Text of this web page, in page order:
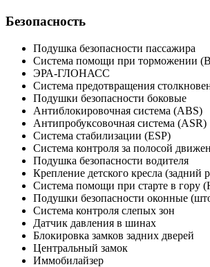
Безопасность
Подушка безопасности пассажира
Система помощи при торможении
ЭРА-ГЛОНАСС
Система предотвращения
Подушки безопасности боковые
Антиблокировочная система (ABS)
Антипробуксовочная система (ASR)
Система стабилизации (ESP)
Система контроля за полосой
Подушка безопасности водителя
Крепление детского кресла (задний
Система помощи при старте в гору
Подушки безопасности оконные
Система контроля слепых зон
Датчик давления в шинах
Блокировка замков задних дверей
Центральный замок
Иммобилайзер